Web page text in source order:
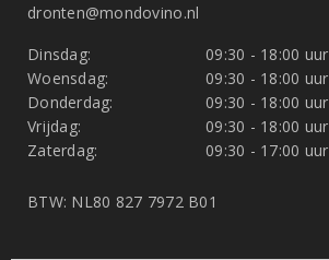
dronten@mondovino.nl
Dinsdag:
09:30 - 18:00 uur
Woensdag:
09:30 - 18:00 uur
Donderdag:
09:30 - 18:00 uur
Vrijdag:
09:30 - 18:00 uur
Zaterdag:
09:30 - 17:00 uur
BTW: NL80 827 7972 B01